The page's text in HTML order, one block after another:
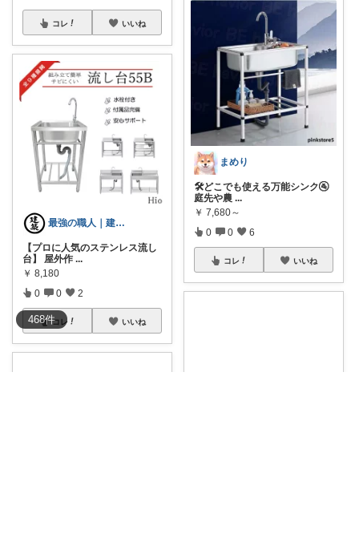
468件
コレ いいね
最強の職人｜建築道具
【プロに人気のステンレス流し
台】 屋外作 ...
￥ 8,180
0 0 2
コレ いいね
まめり
🛠️どこでも使える万能シンク🚰
庭先や農 ...
￥ 7,680～
0 0 6
コレ いいね